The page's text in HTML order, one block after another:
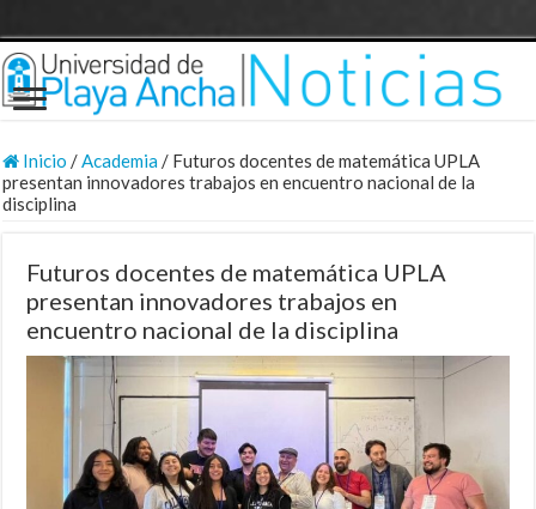
Inicio /Academia/ Futuros docentes de matemática UPLA
presentan innovadores trabajos en encuentro nacional de la
disciplina
Futuros docentes de matemática UPLA
presentan innovadores trabajos en
encuentro nacional de la disciplina